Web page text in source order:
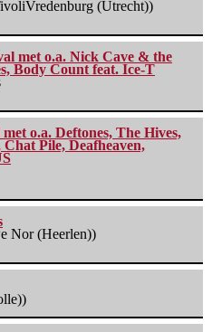
(Utrecht))
met o.a. Nick Cave & the
Body Count feat. Ice-T
o.a. Deftones, The Hives,
Pile, Deafheaven,
Nor (Heerlen))